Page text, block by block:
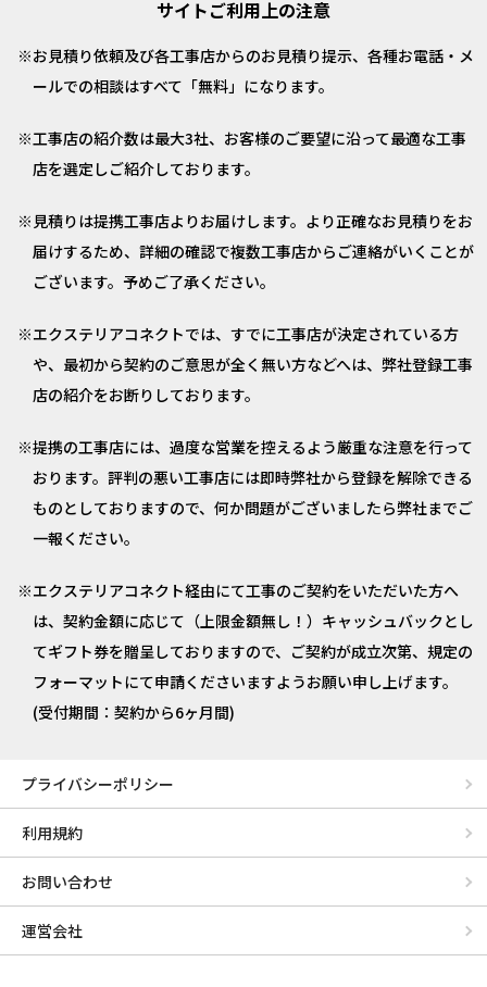
サイトご利用上の注意
お見積り依頼及び各工事店からのお見積り提示、各種お電話・メ
ールでの相談はすべて「無料」になります。
工事店の紹介数は最大3社、お客様のご要望に沿って最適な工事
店を選定しご紹介しております。
見積りは提携工事店よりお届けします。より正確なお見積りをお
届けするため、詳細の確認で複数工事店からご連絡がいくことが
ございます。予めご了承ください。
エクステリアコネクトでは、すでに工事店が決定されている方
や、最初から契約のご意思が全く無い方などへは、弊社登録工事
店の紹介をお断りしております。
提携の工事店には、過度な営業を控えるよう厳重な注意を行って
おります。評判の悪い工事店には即時弊社から登録を解除できる
ものとしておりますので、何か問題がございましたら弊社までご
一報ください。
エクステリアコネクト経由にて工事のご契約をいただいた方へ
は、契約金額に応じて（上限金額無し！）キャッシュバックとし
てギフト券を贈呈しておりますので、ご契約が成立次第、規定の
フォーマットにて申請くださいますようお願い申し上げます。
(受付期間：契約から6ヶ月間)
プライバシーポリシー
利用規約
お問い合わせ
運営会社